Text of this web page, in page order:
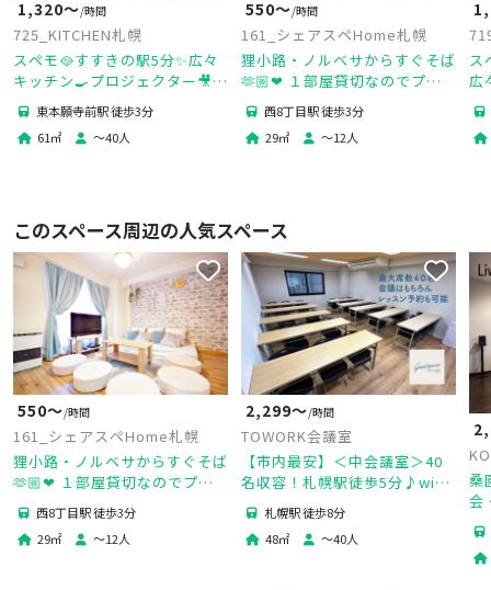
1,320〜/時間
725_KITCHEN札幌
スペモ🥘すすきの駅5分✨広々
キッチン🍳プロジェクター🎥パ
ーティー🍷撮影🎥ママ会👶🏻
725_KITCHEN札幌
東本願寺前駅 徒歩3分
61㎡ 〜40人
550〜/時間
161_シェアスペHome札幌
狸小路・ノルベサからすぐそば
🫶🏼❤ １部屋貸切なのでプラ
イベート感ばっちり✨✨
西8丁目駅 徒歩3分
29㎡ 〜12人
ス
広
このスペース周辺の人気スペース
550〜/時間
161_シェアスペHome札幌
狸小路・ノルベサからすぐそば
🫶🏼❤ １部屋貸切なのでプラ
イベート感ばっちり✨✨
西8丁目駅 徒歩3分
29㎡ 〜12人
2,299〜/時間
TOWORK会議室
【市内最安】＜中会議室＞40
名収容！札幌駅徒歩5分♪wifi/
ホワイトボード/40インチモニ
ター無料
札幌駅 徒歩8分
48㎡ 〜40人
桑
会